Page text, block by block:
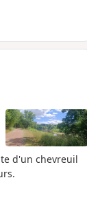
d'un chevreuil